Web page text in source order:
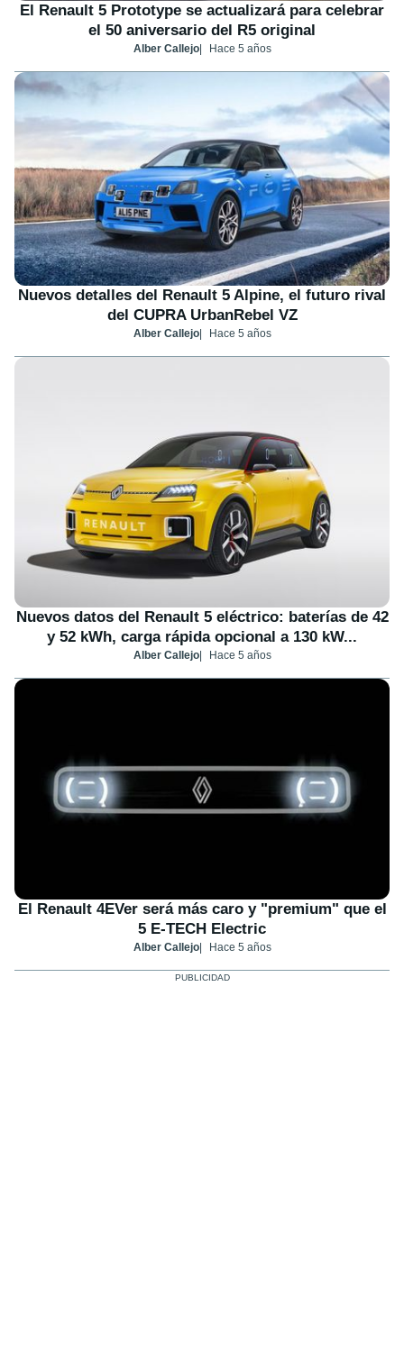
El Renault 5 Prototype se actualizará para celebrar
el 50 aniversario del R5 original
Alber Callejo Hace 5 años
Nuevos detalles del Renault 5 Alpine, el futuro rival
del CUPRA UrbanRebel VZ
Alber Callejo Hace 5 años
Nuevos datos del Renault 5 eléctrico: baterías de 42
y 52 kWh, carga rápida opcional a 130 kW...
Alber Callejo Hace 5 años
El Renault 4EVer será más caro y "premium" que el
5 E-TECH Electric
Alber Callejo Hace 5 años